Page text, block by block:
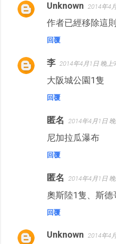
Unknown 2014年4
作者已經移除這則
回覆
李 2014年4月1日 晚上
大阪城公園1隻
回覆
匿名 2014年4月1日
尼加拉瓜瀑布
回覆
匿名 2014年4月1日
奧斯陸1隻、斯德
回覆
Unknown 2014年4